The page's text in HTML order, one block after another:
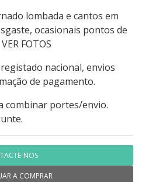
lombada e cantos em
ocasionais pontos de
FOTOS
nacional, envios
de pagamento.
combinar portes/envio.
NOS
A COMPRAR